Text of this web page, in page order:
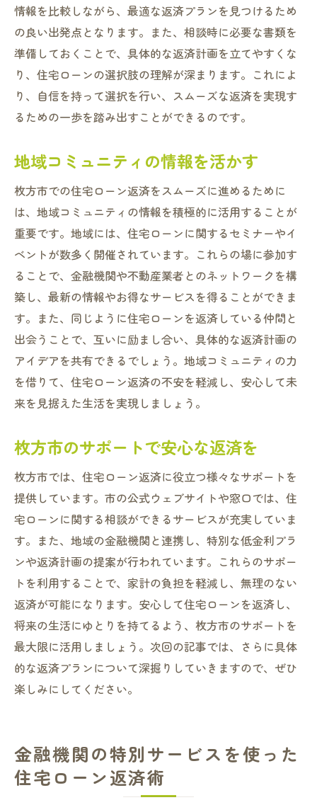
情報を比較しながら、最適な返済プランを見つけるため
の良い出発点となります。また、相談時に必要な書類を
準備しておくことで、具体的な返済計画を立てやすくな
り、住宅ローンの選択肢の理解が深まります。これによ
り、自信を持って選択を行い、スムーズな返済を実現す
るための一歩を踏み出すことができるのです。
地域コミュニティの情報を活かす
枚方市での住宅ローン返済をスムーズに進めるために
は、地域コミュニティの情報を積極的に活用することが
重要です。地域には、住宅ローンに関するセミナーやイ
ベントが数多く開催されています。これらの場に参加す
ることで、金融機関や不動産業者とのネットワークを構
築し、最新の情報やお得なサービスを得ることができま
す。また、同じように住宅ローンを返済している仲間と
出会うことで、互いに励まし合い、具体的な返済計画の
アイデアを共有できるでしょう。地域コミュニティの力
を借りて、住宅ローン返済の不安を軽減し、安心して未
来を見据えた生活を実現しましょう。
枚方市のサポートで安心な返済を
枚方市では、住宅ローン返済に役立つ様々なサポートを
提供しています。市の公式ウェブサイトや窓口では、住
宅ローンに関する相談ができるサービスが充実していま
す。また、地域の金融機関と連携し、特別な低金利プラ
ンや返済計画の提案が行われています。これらのサポー
トを利用することで、家計の負担を軽減し、無理のない
返済が可能になります。安心して住宅ローンを返済し、
将来の生活にゆとりを持てるよう、枚方市のサポートを
最大限に活用しましょう。次回の記事では、さらに具体
的な返済プランについて深掘りしていきますので、ぜひ
楽しみにしてください。
金融機関の特別サービスを使った
住宅ローン返済術